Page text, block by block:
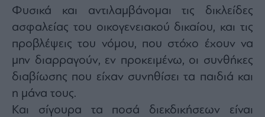
Φυσικά και αντιλαμβάνομαι τις δικλείδες
ασφαλείας του οικογενειακού δικαίου, και τις
προβλέψεις του νόμου, που στόχο έχουν να
μην διαρραγούν, εν προκειμένω, οι συνθήκες
διαβίωσης που είχαν συνηθίσει τα παιδιά και
η μάνα τους.
Και σίγουρα τα ποσά διεκδικήσεων είναι